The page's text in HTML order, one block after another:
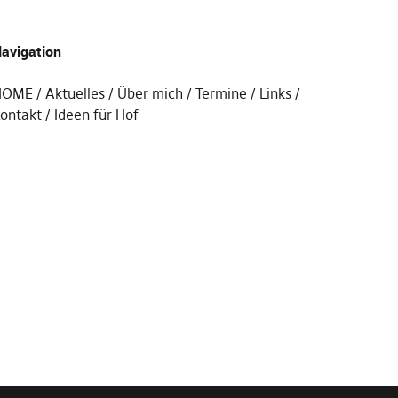
Aktuelles Über mich Termine
Links
Ideen für Hof